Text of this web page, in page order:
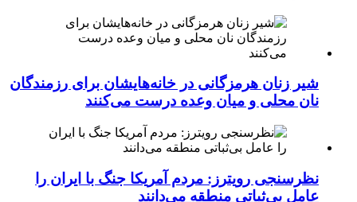
شیر زنان هرمزگانی در خانه‌هایشان برای رزمندگان
نان محلی و میان وعده درست می‌کنند
نظرسنجی رویترز: مردم آمریکا جنگ با ایران را
عامل بی‌ثباتی منطقه می‌دانند